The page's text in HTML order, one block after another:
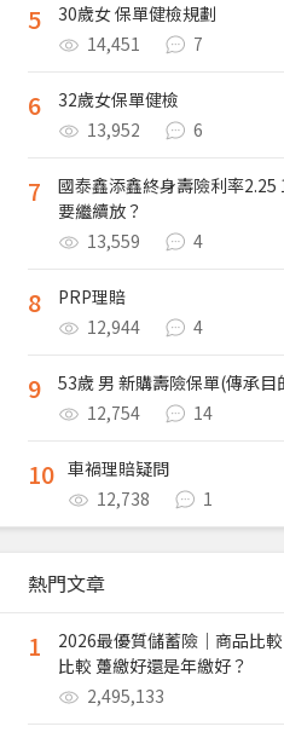
5
30歲女 保單健檢規劃
14,451
7
6
32歲女保單健檢
13,952
6
7
國泰鑫添鑫終身壽險利率2.25
要繼續放？
13,559
4
8
PRP理賠
12,944
4
9
53歲 男 新購壽險保單(傳承目
12,754
14
10 車禍理賠疑問
12,738
1
熱門文章
1
2026最優質儲蓄險｜商品比
比較 躉繳好還是年繳好？
2,495,133